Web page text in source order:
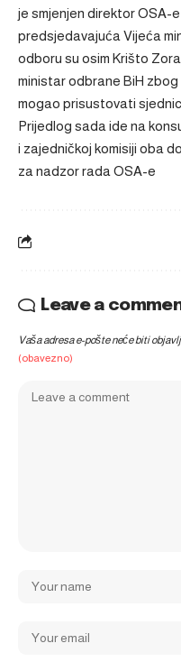
je smjenjen direktor OSA-
predsjedavajuća Vijeća
odboru su osim Krišto
ministar odbrane BiH
mogao prisustovati
Prijedlog sada ide na
i zajedničkoj komisiji oba
za nadzor rada OSA-e
Leave a
Vaša adresa e-pošte neće biti
(obavezno)